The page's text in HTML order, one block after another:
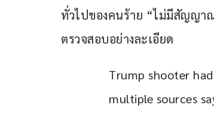
ทั่วไปของคนร้าย “ไม่มีสัญญา
ตรวจสอบอย่างละเอียด
Trump shooter
multiple sources